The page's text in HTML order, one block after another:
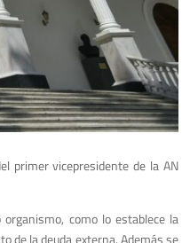
primer vicepresidente de la AN
como lo establece la
de la deuda externa. Además se